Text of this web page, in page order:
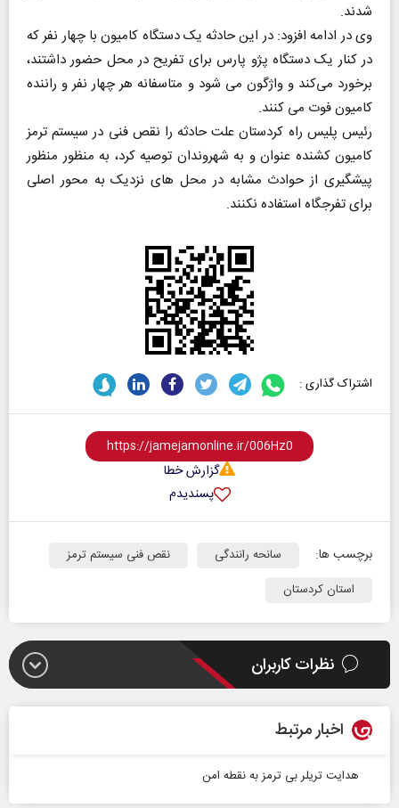
شدند.
وی در ادامه افزود: در این حادثه یک دستگاه کامیون با چهار نفر که
در کنار یک دستگاه پژو پارس برای تفریح در محل حضور داشتند،
برخورد می‌کند و واژگون می شود و متاسفانه هر چهار نفر و راننده
کامیون فوت می کنند.
رئیس پلیس راه کردستان علت حادثه را نقص فنی در سیستم ترمز
کامیون کشنده عنوان و به شهروندان توصیه کرد، به منظور منظور
پیشگیری از حوادث مشابه در محل های نزدیک به محور اصلی
برای تفرجگاه استفاده نکنند.
اشتراک گذاری :
گزارش خطا
پسندیدم
برچسب ها: سانحه رانندگی
نقص فنی سیستم ترمز
استان کردستان
نظرات کاربران
اخبار مرتبط
هدایت تریلر بی ترمز به نقطه امن